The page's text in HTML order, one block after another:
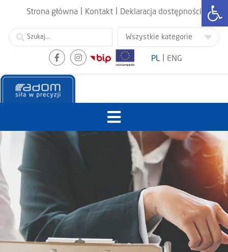
Strona główna Kontakt Deklaracja dostępności
PL ENG